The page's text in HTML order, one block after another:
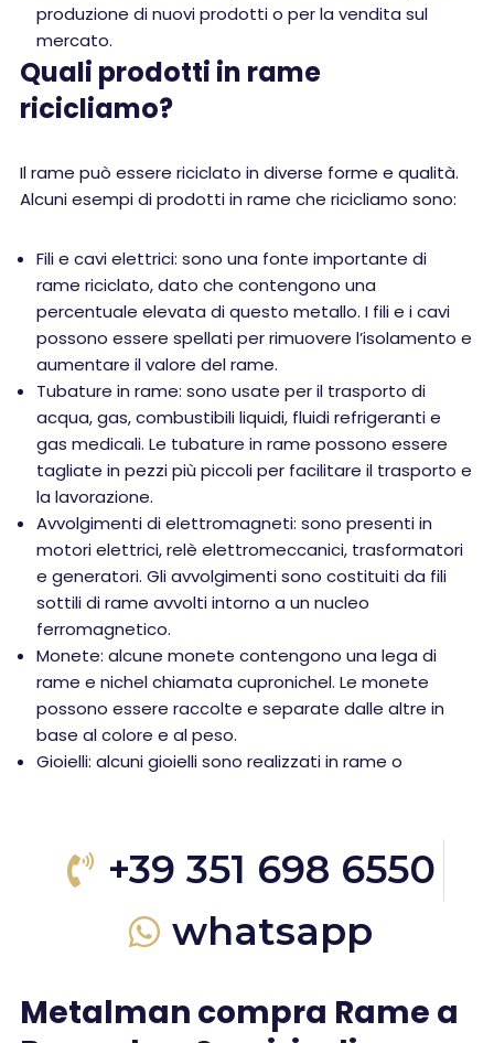
produzione di nuovi prodotti o per la vendita sul
mercato.
Quali prodotti in rame
ricicliamo?
Il rame può essere riciclato in diverse forme e qualità.
Alcuni esempi di prodotti in rame che ricicliamo sono:
Fili e cavi elettrici: sono una fonte importante di
rame riciclato, dato che contengono una
percentuale elevata di questo metallo. I fili e i cavi
possono essere spellati per rimuovere l’isolamento e
aumentare il valore del rame.
Tubature in rame: sono usate per il trasporto di
acqua, gas, combustibili liquidi, fluidi refrigeranti e
gas medicali. Le tubature in rame possono essere
tagliate in pezzi più piccoli per facilitare il trasporto e
la lavorazione.
Avvolgimenti di elettromagneti: sono presenti in
motori elettrici, relè elettromeccanici, trasformatori
e generatori. Gli avvolgimenti sono costituiti da fili
sottili di rame avvolti intorno a un nucleo
ferromagnetico.
Monete: alcune monete contengono una lega di
rame e nichel chiamata cupronichel. Le monete
possono essere raccolte e separate dalle altre in
base al colore e al peso.
Gioielli: alcuni gioielli sono realizzati in rame o
+39 351 698 6550
whatsapp
Metalman compra Rame a